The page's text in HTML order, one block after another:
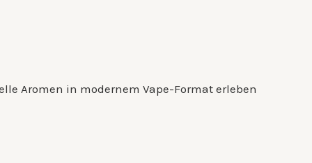
Aromen in modernem Vape-Format erleben